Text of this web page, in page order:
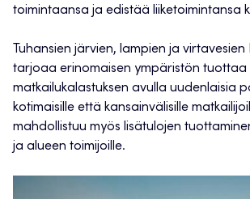
toimintaansa ja edistää liiketoimintansa
Tuhansien järvien, lampien ja virtavesien
tarjoaa erinomaisen ympäristön tuottaa
matkailukalastuksen avulla uudenlaisia
kotimaisille että kansainvälisille
mahdollistuu myös lisätulojen
ja alueen toimijoille.